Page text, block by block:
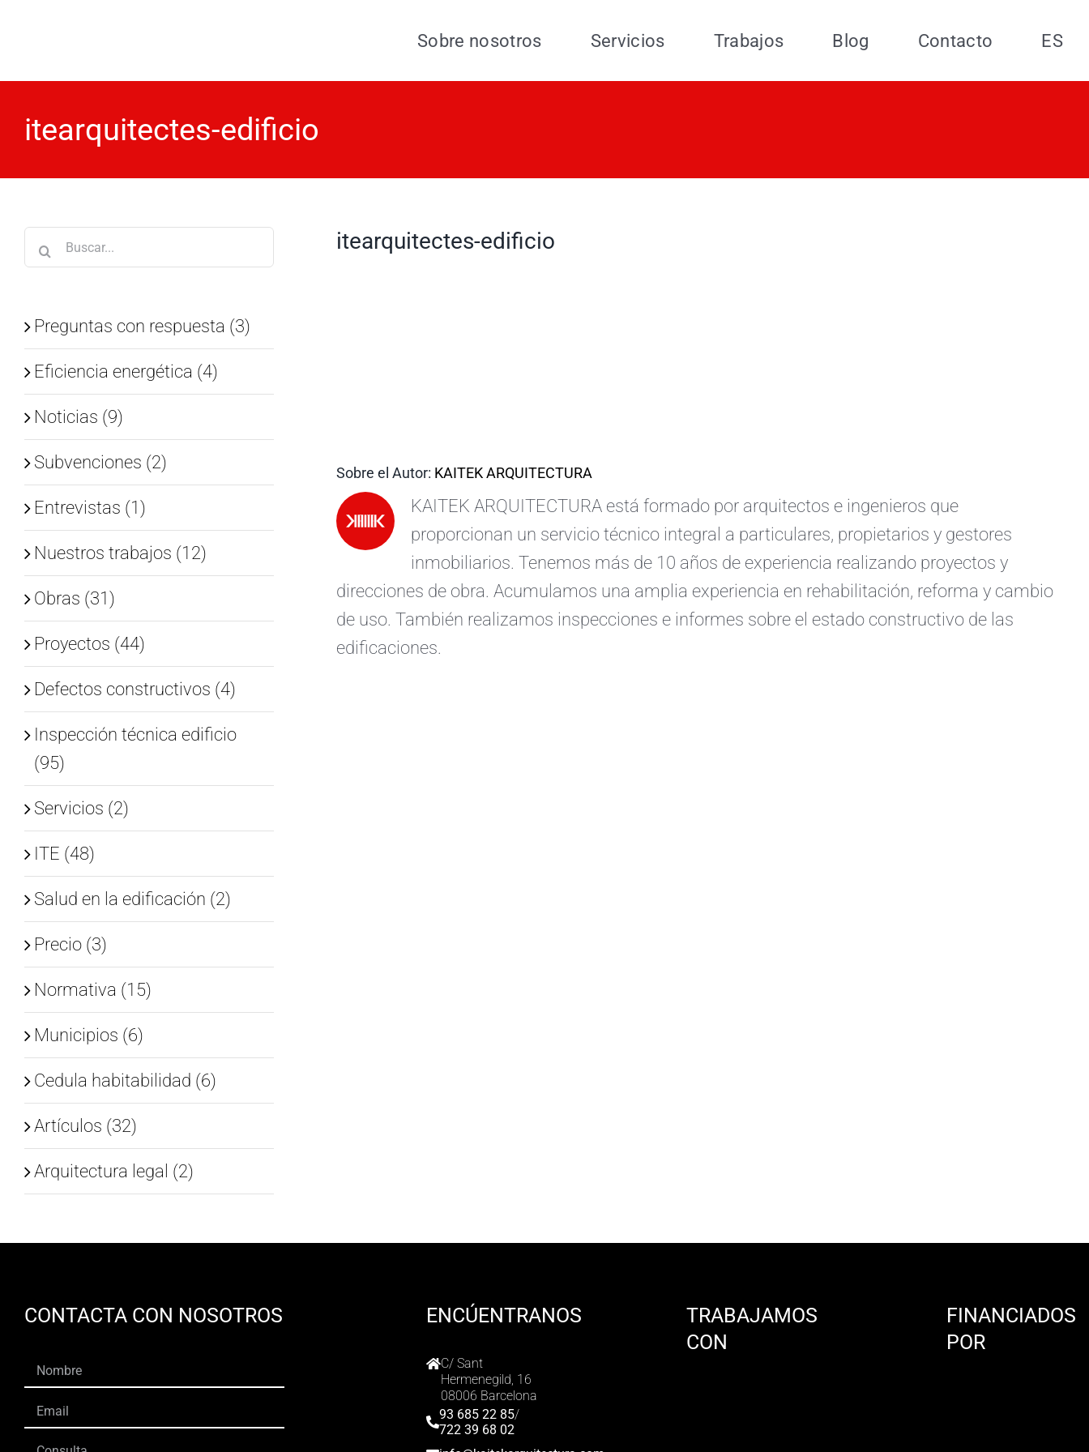
Sobre nosotros Servicios Trabajos Blog Contacto ES
itearquitectes-edificio
itearquitectes-edificio
Sobre el Autor: KAITEK ARQUITECTURA
KAITEK ARQUITECTURA está formado por arquitectos e ingenieros que
proporcionan un servicio técnico integral a particulares, propietarios y gestores
inmobiliarios. Tenemos más de 10 años de experiencia realizando proyectos y
direcciones de obra. Acumulamos una amplia experiencia en rehabilitación, reforma y cambio
de uso. También realizamos inspecciones e informes sobre el estado constructivo de las
edificaciones.
Buscar:
Preguntas con respuesta (3)
Eficiencia energética (4)
Noticias (9)
Subvenciones (2)
Entrevistas (1)
Nuestros trabajos (12)
Obras (31)
Proyectos (44)
Defectos constructivos (4)
Inspección técnica edificio
(95)
Servicios (2)
ITE (48)
Salud en la edificación (2)
Precio (3)
Normativa (15)
Municipios (6)
Cedula habitabilidad (6)
Artículos (32)
Arquitectura legal (2)
CONTACTA CON NOSOTROS ENCÚENTRANOS
C/ Sant
Hermenegild, 16
08006 Barcelona
93 685 22 85/
722 39 68 02
TRABAJAMOS
CON
FINANCIADOS
POR